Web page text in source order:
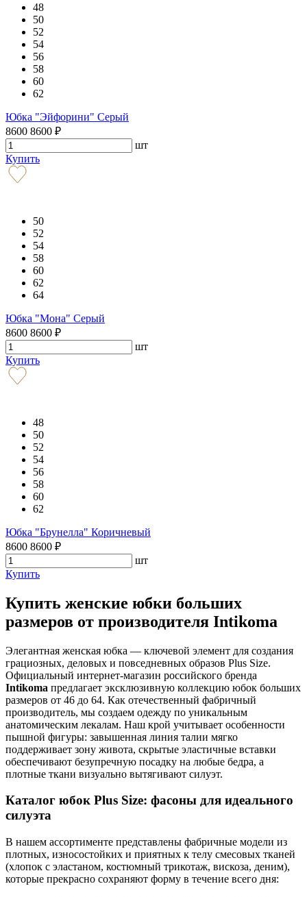
48
50
52
54
56
58
60
62
Юбка "Эйфорини" Серый
8600 8600 ₽
шт
Купить
50
52
54
58
60
62
64
Юбка "Мона" Серый
8600 8600 ₽
шт
Купить
48
50
52
54
56
58
60
62
Юбка "Брунелла" Коричневый
8600 8600 ₽
шт
Купить
Купить женские юбки больших
размеров от производителя Intikoma
Элегантная женская юбка — ключевой элемент для создания
грациозных, деловых и повседневных образов Plus Size.
Официальный интернет-магазин российского бренда
Intikoma предлагает эксклюзивную коллекцию юбок больших
размеров от 46 до 64. Как отечественный фабричный
производитель, мы создаем одежду по уникальным
анатомическим лекалам. Наш крой учитывает особенности
пышной фигуры: завышенная линия талии мягко
поддерживает зону живота, скрытые эластичные вставки
обеспечивают безупречную посадку на любые бедра, а
плотные ткани визуально вытягивают силуэт.
Каталог юбок Plus Size: фасоны для идеального
силуэта
В нашем ассортименте представлены фабричные модели из
плотных, износостойких и приятных к телу смесовых тканей
(хлопок с эластаном, костюмный трикотаж, вискоза, деним),
которые прекрасно сохраняют форму в течение всего дня: